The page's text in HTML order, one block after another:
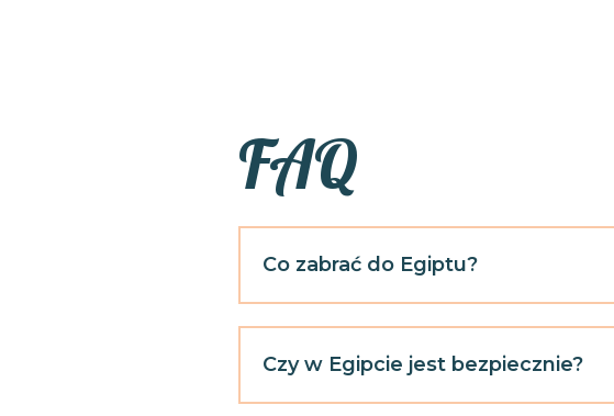
FAQ
Co zabrać do Egiptu?
Czy w Egipcie jest bezpiecznie?